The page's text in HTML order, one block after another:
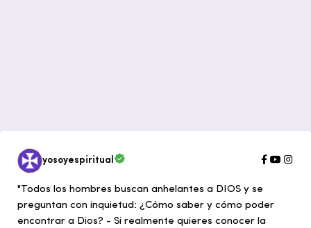
yosoyespiritual
"Todos los hombres buscan anhelantes a DIOS y se
preguntan con inquietud: ¿Cómo saber y cómo poder
encontrar a Dios? - Si realmente quieres conocer la